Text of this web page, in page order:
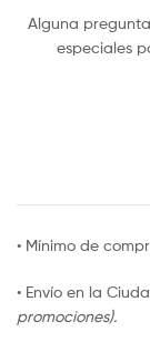
Alguna
especiales
• Mínimo de
• Envío en la
promociones).